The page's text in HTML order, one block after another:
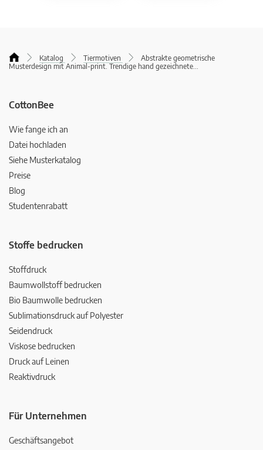
Katalog Tiermotiven
Abstrakte geometrische
Musterdesign mit Animal-print. Trendige hand gezeichnete...
CottonBee
Wie fange ich an
Datei hochladen
Siehe Musterkatalog
Preise
Blog
Studentenrabatt
Stoffe bedrucken
Stoffdruck
Baumwollstoff bedrucken
Bio Baumwolle bedrucken
Sublimationsdruck auf Polyester
Seidendruck
Viskose bedrucken
Druck auf Leinen
Reaktivdruck
Für Unternehmen
Geschäftsangebot